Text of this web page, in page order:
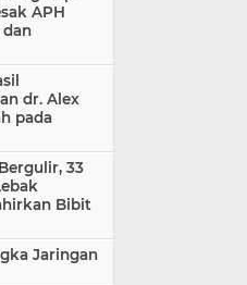
APH
dan
dr. Alex
pada
33
Bibit
Jaringan